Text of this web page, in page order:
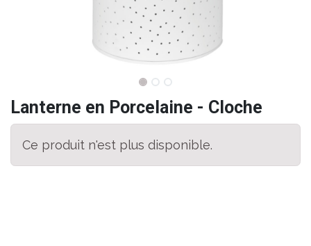
Lanterne en Porcelaine - Cloche
Ce produit n'est plus disponible.